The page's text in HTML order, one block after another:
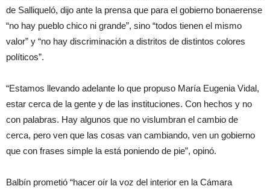
de Salliqueló, dijo ante la prensa que para el gobierno bonaerense
“no hay pueblo chico ni grande”, sino “todos tienen el mismo
valor” y “no hay discriminación a distritos de distintos colores
políticos”.
“Estamos llevando adelante lo que propuso María Eugenia Vidal,
estar cerca de la gente y de las instituciones. Con hechos y no
con palabras. Hay algunos que no vislumbran el cambio de
cerca, pero ven que las cosas van cambiando, ven un gobierno
que con frases simple la está poniendo de pie”, opinó.
Balbín prometió “hacer oír la voz del interior en la Cámara